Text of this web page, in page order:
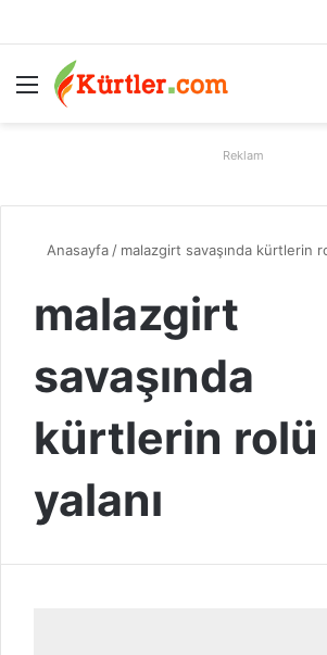
Menü
Reklam
Anasayfa / malazgirt savaşında kürtlerin
malazgirt
savaşında
kürtlerin rolü
yalanı